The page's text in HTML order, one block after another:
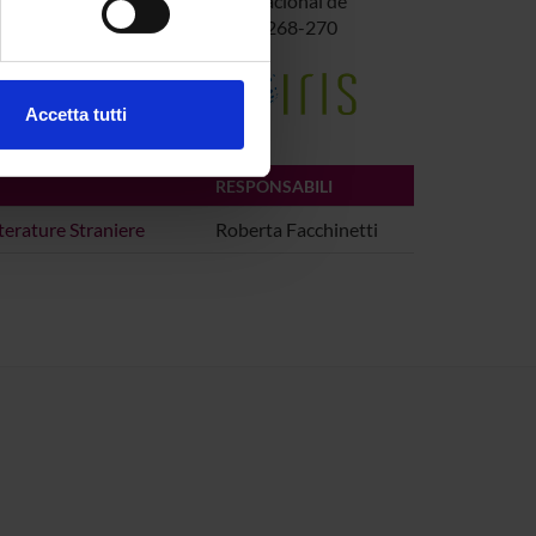
che hai fornito loro o
Accetta tutti
25 gennaio 2013 , pp. 268-270
Ricerca di Ateneo
RESPONSABILI
Straniere Roberta Facchinetti